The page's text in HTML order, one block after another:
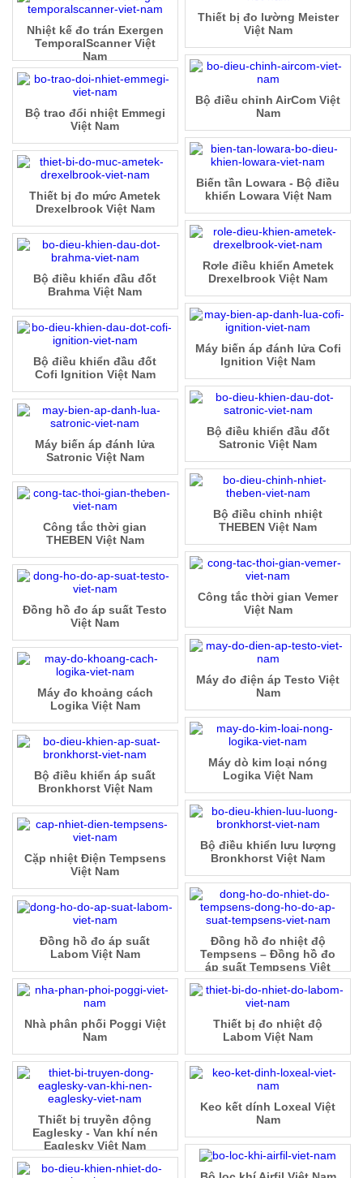
Thiết bị đo lường Meister
Việt Nam
Nhiệt kế đo trán Exergen
TemporalScanner Việt
Nam
Bộ điều chỉnh AirCom Việt
Nam
Bộ trao đổi nhiệt Emmegi
Việt Nam
Biến tần Lowara - Bộ điều
khiển Lowara Việt Nam
Thiết bị đo mức Ametek
Drexelbrook Việt Nam
Rơle điều khiển Ametek
Drexelbrook Việt Nam
Bộ điều khiển đầu đốt
Brahma Việt Nam
Máy biến áp đánh lửa Cofi
Ignition Việt Nam
Bộ điều khiển đầu đốt
Cofi Ignition Việt Nam
Bộ điều khiển đầu đốt
Satronic Việt Nam
Máy biến áp đánh lửa
Satronic Việt Nam
Bộ điều chỉnh nhiệt
THEBEN Việt Nam
Công tắc thời gian
THEBEN Việt Nam
Công tắc thời gian Vemer
Việt Nam
Đồng hồ đo áp suất Testo
Việt Nam
Máy đo điện áp Testo Việt
Nam
Máy đo khoảng cách
Logika Việt Nam
Máy dò kim loại nóng
Logika Việt Nam
Bộ điều khiển áp suất
Bronkhorst Việt Nam
Bộ điều khiển lưu lượng
Bronkhorst Việt Nam
Cặp nhiệt Điện Tempsens
Việt Nam
Đồng hồ đo nhiệt độ
Tempsens – Đồng hồ đo
áp suất Tempsens Việt
Nam
Đồng hồ đo áp suất
Labom Việt Nam
Thiết bị đo nhiệt độ
Labom Việt Nam
Nhà phân phối Poggi Việt
Nam
Keo kết dính Loxeal Việt
Nam
Thiết bị truyền động
Eaglesky - Van khí nén
Eaglesky Việt Nam